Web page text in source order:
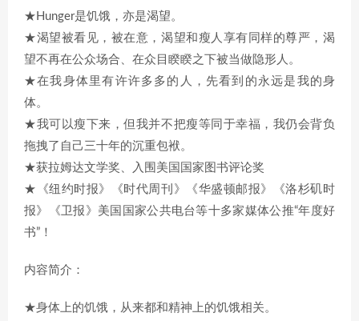
★Hunger是饥饿，亦是渴望。
★渴望被看见，被在意，渴望和瘦人享有同样的尊严，渴
望不再在公众场合、在众目睽睽之下被当做隐形人。
★在我身体里有许许多多的人，先看到的永远是我的身
体。
★我可以瘦下来，但我并不把瘦等同于幸福，我仍会背负
拖拽了自己三十年的沉重包袱。
★获拉姆达文学奖、入围美国国家图书评论奖
★《纽约时报》《时代周刊》《华盛顿邮报》《洛杉矶时
报》《卫报》美国国家公共电台等十多家媒体公推“年度好
书”！
内容简介：
★身体上的饥饿，从来都和精神上的饥饿相关。